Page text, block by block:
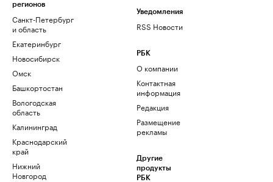
регионов
Санкт-Петербург
и область
Екатеринбург
Новосибирск
Омск
Башкортостан
Вологодская
область
Калининград
Краснодарский
край
Нижний
Новгород
Уведомления
RSS Новости
РБК
О компании
Контактная
информация
Редакция
Размещение
рекламы
Другие
продукты
РБК